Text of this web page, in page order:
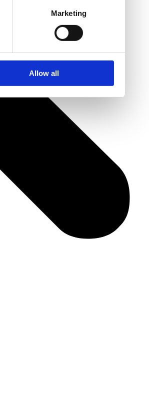
Marketing
Allow all